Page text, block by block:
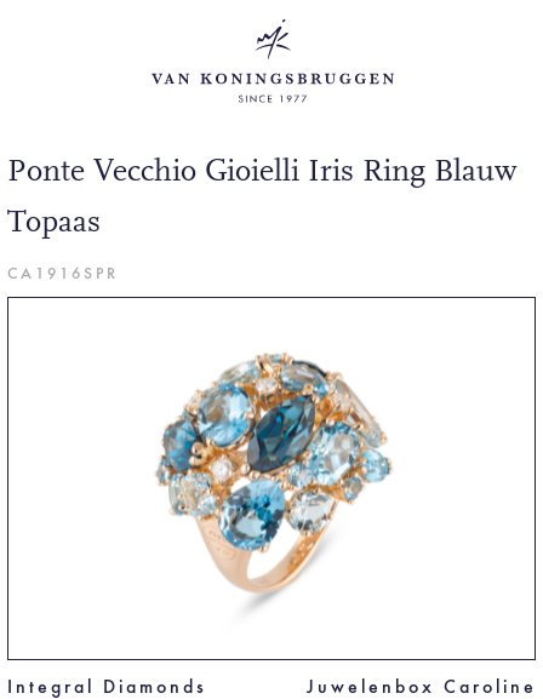
Ponte Vecchio Gioielli Iris Ring Blauw
Topaas
CA1916SPR
Integral Diamonds Juwelenbox Caroline